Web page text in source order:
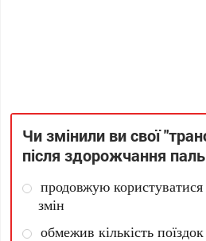
Чи змінили ви свої
після здорожчання
продовжую користуватися
змін
обмежив кількість поїздок